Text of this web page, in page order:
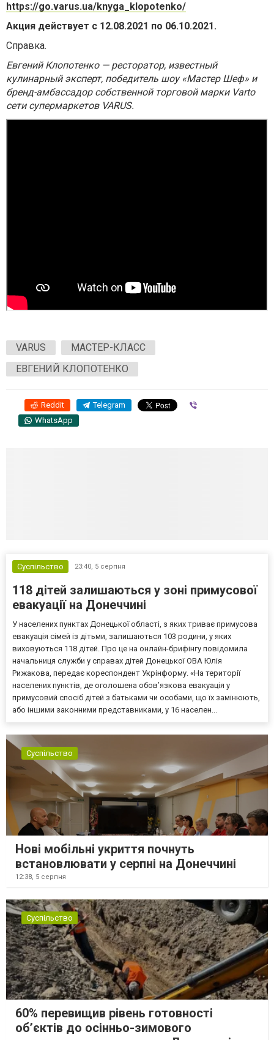
https://go.varus.ua/knyga_klopotenko/
Акция действует с 12.08.2021 по 06.10.2021.
Справка.
Евгений Клопотенко — ресторатор, известный
кулинарный эксперт, победитель шоу «Мастер Шеф» и
бренд-амбассадор собственной торговой марки Varto
сети супермаркетов VARUS.
VARUS
МАСТЕР-КЛАСС
ЕВГЕНИЙ КЛОПОТЕНКО
Reddit Telegram
WhatsApp
Суспільство 23:40, 5 серпня
118 дітей залишаються у зоні примусової
евакуації на Донеччині
У населених пунктах Донецької області, з яких триває примусова
евакуація сімей із дітьми, залишаються 103 родини, у яких
виховуються 118 дітей. Про це на онлайн-брифінгу повідомила
начальниця служби у справах дітей Донецької ОВА Юлія
Рижакова, передає кореспондент Укрінформу. «На території
населених пунктів, де оголошена обов’язкова евакуація у
примусовий спосіб дітей з батьками чи особами, що їх замінюють,
або іншими законними представниками, у 16 населен...
Суспільство
Нові мобільні укриття почнуть
встановлювати у серпні на Донеччині
12:38, 5 серпня
Суспільство
60% перевищив рівень готовності
об’єктів до осінньо-зимового